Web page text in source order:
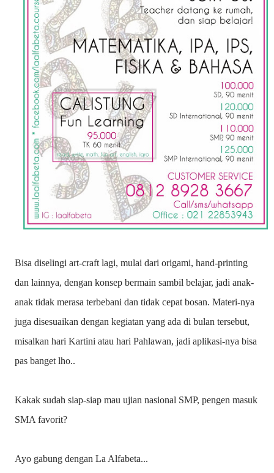
Bisa diselingi art-craft lagi, mulai dari origami, hand-printing
dan lainnya, dengan konsep bermain sambil belajar, jadi anak-
anak tidak merasa terbebani dan tidak cepat bosan. Materi-nya
juga disesuaikan dengan kegiatan yang ada di bulan tersebut,
misalkan hari Kartini atau hari Pahlawan, jadi aplikasi-nya bisa
pas banget lho..
Kakak sudah siap-siap mau ujian nasional SMP, pengen masuk
SMA favorit?
Ayo gabung dengan La Alfabeta...